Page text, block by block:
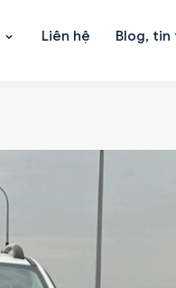
Liên hệ Blog, tin